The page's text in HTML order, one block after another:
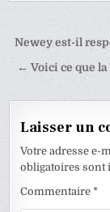
de
Newey est-il
← Voici ce que
Laisser un
Votre adresse e-
obligatoires sont
Commentaire*